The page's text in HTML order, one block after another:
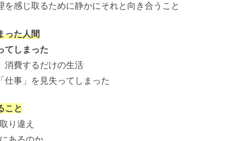
取るために静かにそれと向き合うこと
った人間
てしまった
費するだけの生活
事」を見失ってしまった
こと
り違え